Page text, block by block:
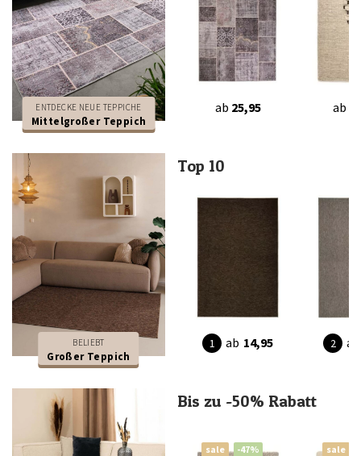
ENTDECKE NEUE TEPPICHE
Mittelgroßer Teppich
ab 25,95 ab
BELIEBT
Großer Teppich
Top 10
ab 14,95 ab
Bis zu -50% Rabatt
sale -47% sale